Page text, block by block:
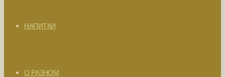
НАПИТКИ
О РАЗНОМ